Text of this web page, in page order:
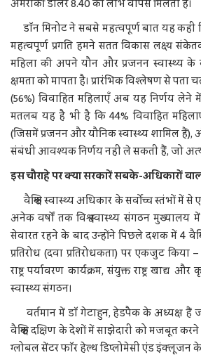
डॉन मिनोट ने सबसे महत्वपूर्ण बात यह
महत्वपूर्ण प्रगति हमने सतत विकास लक्ष्य
महिला की अपने यौन और प्रजनन स्वास्थ्य के
क्षमता को मापता है। प्रारंभिक विश्लेषण से
(56%) विवाहित महिलाएँ अब यह निर्णय लेने
मतलब यह है भी है कि 44% विवाहित
(जिसमें प्रजनन और यौनिक स्वास्थ्य शामिल हैं),
संबंधी आवश्यक निर्णय नहीं ले सकती हैं, जो
इस चौराहे पर क्या सरकारें सबके-अधिकारों
वैश्विक स्वास्थ्य अधिकार के सर्वोच्च स्तंभों में
अनेक वर्षों तक विश्व स्वास्थ्य संगठन
सेवारत रहने के बाद उन्होंने पिछले दशक में 4
प्रतिरोध (दवा प्रतिरोधकता) पर एकजुट किया
राष्ट्र पर्यावरण कार्यक्रम, संयुक्त राष्ट्र खाद्य
स्वास्थ्य संगठन।
वर्तमान में डॉ गेटाहुन, हेडपैक के अध्यक्ष हैं
वैश्विक दक्षिण के देशों में साझेदारी को मजबूत
ग्लोबल सेंटर फॉर हेल्थ डिप्लोमेसी एंड इंक्लूजन